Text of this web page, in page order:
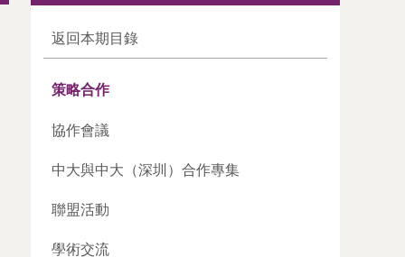
返回本期目錄
策略合作
協作會議
中大與中大（深圳）合作專集
聯盟活動
學術交流